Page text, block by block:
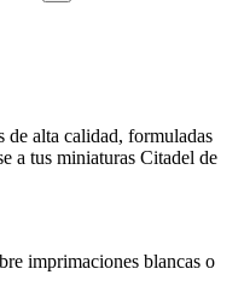
de alta calidad, formuladas
a tus miniaturas Citadel de
imprimaciones blancas o